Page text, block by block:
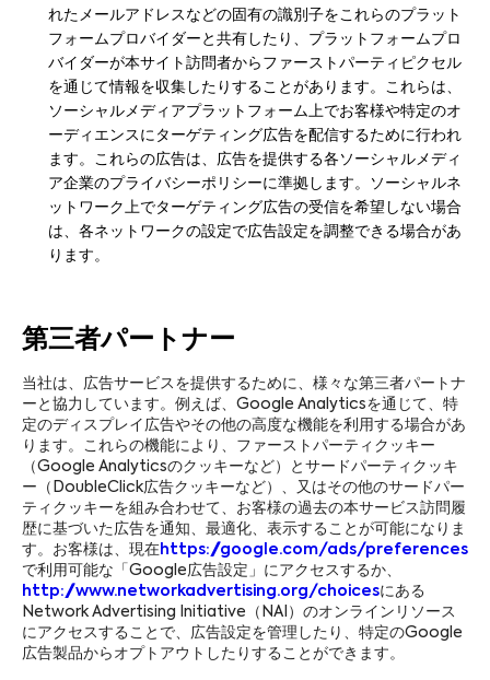
れたメールアドレスなどの固有の識別子をこれらのプラット
フォームプロバイダーと共有したり、プラットフォームプロ
バイダーが本サイト訪問者からファーストパーティピクセル
を通じて情報を収集したりすることがあります。これらは、
ソーシャルメディアプラットフォーム上でお客様や特定のオ
ーディエンスにターゲティング広告を配信するために行われ
ます。これらの広告は、広告を提供する各ソーシャルメディ
ア企業のプライバシーポリシーに準拠します。ソーシャルネ
ットワーク上でターゲティング広告の受信を希望しない場合
は、各ネットワークの設定で広告設定を調整できる場合があ
ります。
第三者パートナー
当社は、広告サービスを提供するために、様々な第三者パートナ
ーと協力しています。例えば、Google Analyticsを通じて、特
定のディスプレイ広告やその他の高度な機能を利用する場合があ
ります。これらの機能により、ファーストパーティクッキー
（Google Analyticsのクッキーなど）とサードパーティクッキ
ー（DoubleClick広告クッキーなど）、又はその他のサードパー
ティクッキーを組み合わせて、お客様の過去の本サービス訪問履
歴に基づいた広告を通知、最適化、表示することが可能になりま
す。お客様は、現在https://google.com/ads/preferences
で利用可能な「Google広告設定」にアクセスするか、
http://www.networkadvertising.org/choicesにある
Network Advertising Initiative（NAI）のオンラインリソース
にアクセスすることで、広告設定を管理したり、特定のGoogle
広告製品からオプトアウトしたりすることができます。